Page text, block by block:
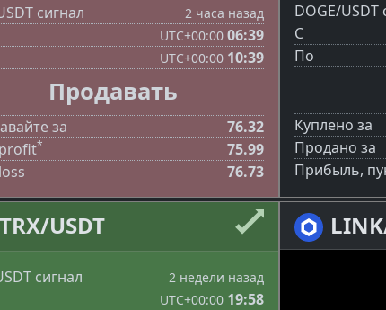
сигнал 2 часа назад
UTC+00:00 06:39
UTC+00:00 10:39
Продавать
за
76.32
*
75.99
76.73
DOGE/USDT
С
По
Куплено за
Продано за
Прибыль,
TRX/USDT
сигнал 2 недели назад
UTC+00:00 19:58